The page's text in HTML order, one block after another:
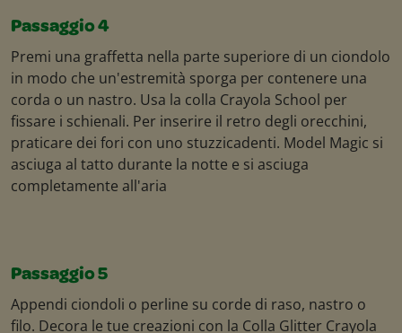
Passaggio 4
Premi una graffetta nella parte superiore di un ciondolo
in modo che un'estremità sporga per contenere una
corda o un nastro. Usa la colla Crayola School per
fissare i schienali. Per inserire il retro degli orecchini,
praticare dei fori con uno stuzzicadenti. Model Magic si
asciuga al tatto durante la notte e si asciuga
completamente all'aria
Passaggio 5
Appendi ciondoli o perline su corde di raso, nastro o
filo. Decora le tue creazioni con la Colla Glitter Crayola